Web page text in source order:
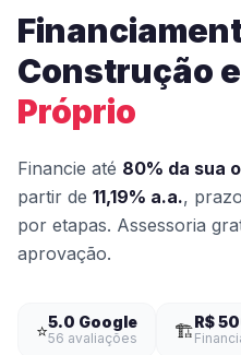
Construção
Próprio
Financie até 80% da sua
partir de 11,19% a.a.,
por etapas. Assessoria
aprovação.
⭐5.0 Google
56 avaliações 🏗️R$